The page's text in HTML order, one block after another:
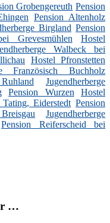
Grobengereuth Pension
Pension Altenholz
Birgland Pension
Grevesmühlen
Hostel
Walbeck bei
Hostel Pfronstetten
Französisch Buchholz
Jugendherberge
Pension Wurzen
Hostel
Eiderstedt Pension
Jugendherberge
Pension Reiferscheid bei
…